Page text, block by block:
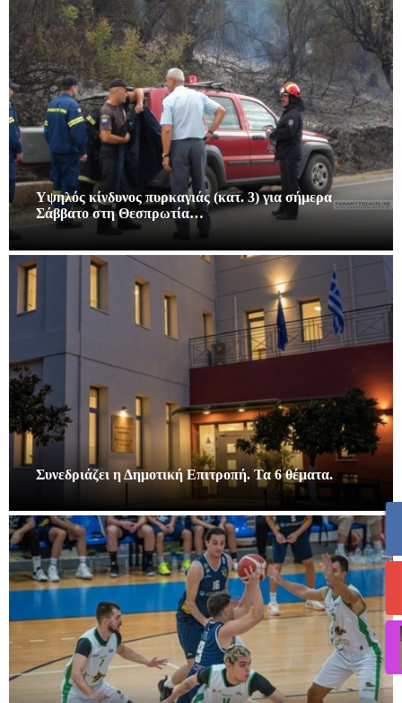
Υψηλός κίνδυνος πυρκαγιάς (κατ. 3) για σήμερα
Σάββατο στη Θεσπρωτία…
Συνεδριάζει η Δημοτική Επιτροπή. Τα 6 θέματα.